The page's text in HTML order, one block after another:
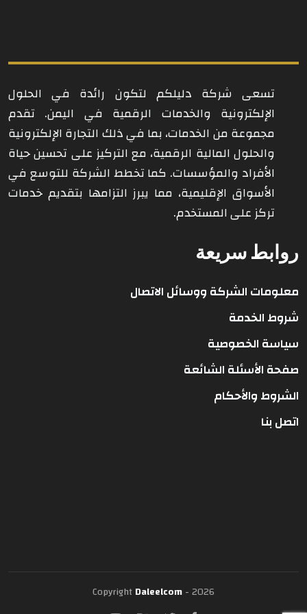
تسعى شركة دليلكم لتكون رائدة في الحلول
الإلكترونية والخدمات الرقمية في اليمن. تقدم
مجموعة من الخدمات، بما في ذلك التجارة الإلكترونية
والحلول المالية الرقمية، مع التركيز على تحسين حياة
الأفراد والمؤسسات. كما تخطط الشركة للتوسع في
الأسواق الإقليمية، مما يبرز التزامها بتقديم خدمات
تركز على المستخدم.
روابط سريعة
معلومات الشركة ووسائل الاتصال
شروط الخدمة
سياسة الخصوصية
صفحة الأسئلة الشائعة
الشروط والأحكام
اتصل بنا
CopyrightDaleelcom- 2026